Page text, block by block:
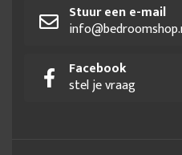
Stuur een e-mail
Facebook
stel je vraag